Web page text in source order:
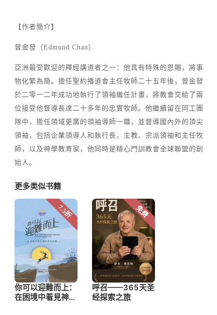
【作者簡介】
曾金發（Edmund Chan）
亞洲最受歡迎的釋經講道者之一：他具有特殊的恩賜，將事
物化繁為簡。擔任聖約播道會主任牧師二十五年後，曾金發
於二零一二年成功地執行了領袖繼任計畫，將教會交給了兩
位接受他督導長達二十多年的忠實牧師。他繼續留在同工團
隊中，擔任領域更廣的領袖導師一職，並督導國內外的頂尖
領袖，包括企業領導人和執行長，主教、宗派領袖和主任牧
師，以及神學教育家，他同時是精心門訓教會全球聯盟的創
始人。
更多类似书籍